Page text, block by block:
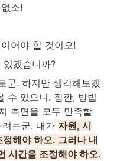
소!
어야 할 것이오!
겠습니까?
군. 하지만 생각해보겠
수 있으니. 잠깐, 방법
측면을 모두 만족할
는군. 내가 자원, 시
해야 하오. 그러나 내
시간을 조정해야 하오.